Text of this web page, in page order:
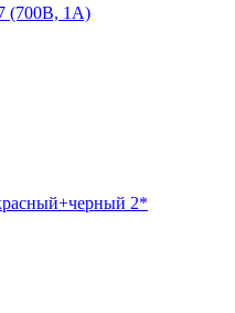
(700В, 1А)
2*